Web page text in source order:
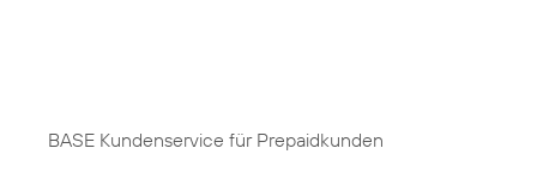
BASE Kundenservice für Prepaidkunden